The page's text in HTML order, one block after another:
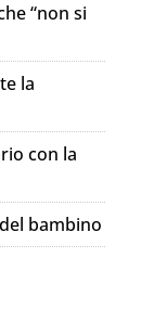
“non si
la
con la
bambino